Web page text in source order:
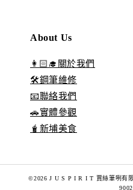
About Us
👩🏻‍🎓關於我們
🛠️鋼筆維修
📧聯絡我們
🚗實體參觀
🧋新埔美食
©2026 J U S P I R I T 賈絲筆咧有